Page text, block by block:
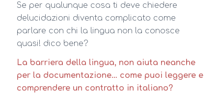
Se per qualunque cosa ti deve chiedere
delucidazioni diventa complicato come
parlare con chi la lingua non la conosce
quasi! dico bene?
La barriera della lingua, non aiuta neanche
per la documentazione… come puoi leggere e
comprendere un contratto in italiano?